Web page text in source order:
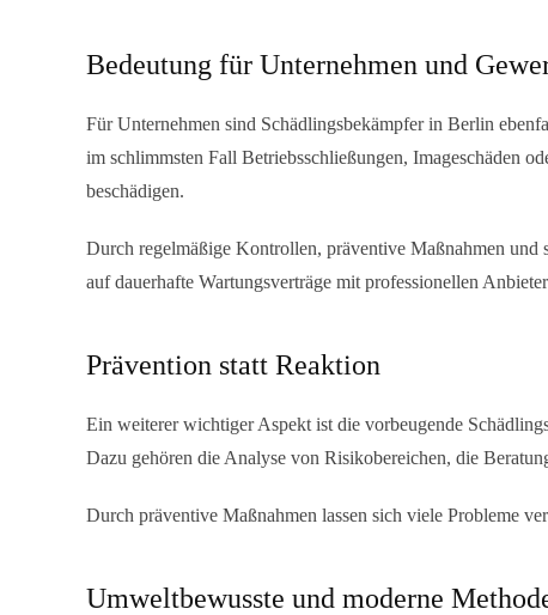
Bedeutung für Unternehmen und
Für Unternehmen sind Schädlingsbekämpfer in Berlin
im schlimmsten Fall Betriebsschließungen, Imageschäden
beschädigen.
Durch regelmäßige Kontrollen, präventive Maßnahmen
auf dauerhafte Wartungsverträge mit professionellen
Prävention statt Reaktion
Ein weiterer wichtiger Aspekt ist die vorbeugende
Dazu gehören die Analyse von Risikobereichen, die
Durch präventive Maßnahmen lassen sich viele Probleme
Umweltbewusste und moderne